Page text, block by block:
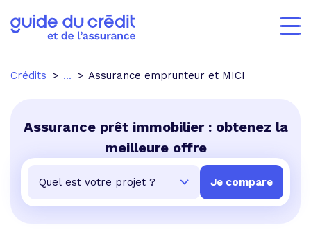
Crédits ... Assurance emprunteur et MICI
Assurance prêt immobilier : obtenez la
meilleure offre